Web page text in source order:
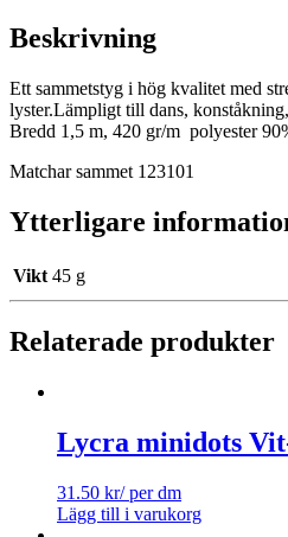
Beskrivning
Ett sammetstyg i hög kvalitet med
lyster.Lämpligt till dans,
Bredd 1,5 m, 420 gr/m polyester
Matchar sammet 123101
Ytterligare
Vikt 45 g
Relaterade produkter
Lycra minidots
31.50 kr/ per dm
Lägg till i varukorg